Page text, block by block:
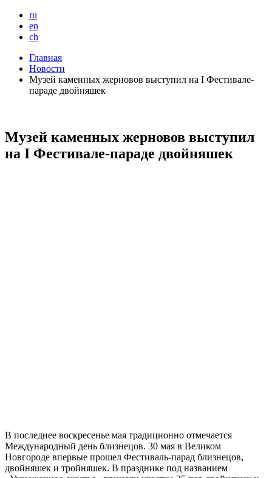
ru
en
ch
Главная
Новости
Музей каменных жерновов выступил на I Фестивале-
параде двойняшек
Музей каменных жерновов выступил
на I Фестивале-параде двойняшек
В последнее воскресенье мая традиционно отмечается
Международный день близнецов. 30 мая в Великом
Новгороде впервые прошел Фестиваль-парад близнецов,
двойняшек и тройняшек. В празднике под названием